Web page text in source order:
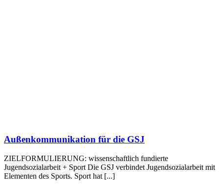
Außenkommunikation für die GSJ
ZIELFORMULIERUNG: wissenschaftlich fundierte
Jugendsozialarbeit + Sport Die GSJ verbindet Jugendsozialarbeit mit
Elementen des Sports. Sport hat [...]